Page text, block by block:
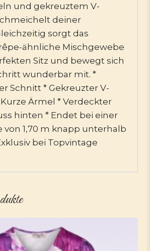
und gekreuztem V-
deiner
sorgt das
ähnliche Mischgewebe
Sitz und bewegt sich
wunderbar mit. *
Schnitt * Gekreuzter V-
Ärmel * Verdeckter
hinten * Endet bei einer
von 1,70 m knapp unterhalb
bei Topvintage